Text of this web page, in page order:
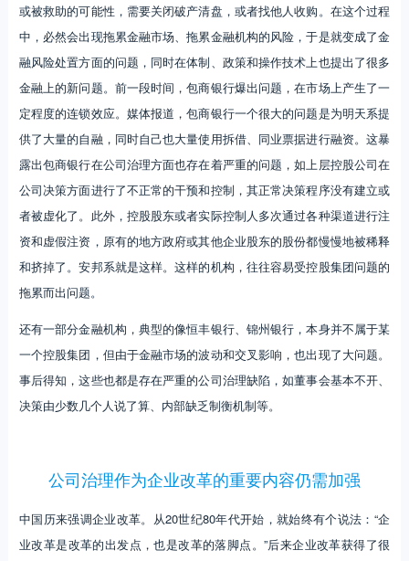
或被救助的可能性，需要关闭破产清盘，或者找他人收购。在这个过程
中，必然会出现拖累金融市场、拖累金融机构的风险，于是就变成了金
融风险处置方面的问题，同时在体制、政策和操作技术上也提出了很多
金融上的新问题。前一段时间，包商银行爆出问题，在市场上产生了一
定程度的连锁效应。媒体报道，包商银行一个很大的问题是为明天系提
供了大量的自融，同时自己也大量使用拆借、同业票据进行融资。这暴
露出包商银行在公司治理方面也存在着严重的问题，如上层控股公司在
公司决策方面进行了不正常的干预和控制，其正常决策程序没有建立或
者被虚化了。此外，控股股东或者实际控制人多次通过各种渠道进行注
资和虚假注资，原有的地方政府或其他企业股东的股份都慢慢地被稀释
和挤掉了。安邦系就是这样。这样的机构，往往容易受控股集团问题的
拖累而出问题。
还有一部分金融机构，典型的像恒丰银行、锦州银行，本身并不属于某
一个控股集团，但由于金融市场的波动和交叉影响，也出现了大问题。
事后得知，这些也都是存在严重的公司治理缺陷，如董事会基本不开、
决策由少数几个人说了算、内部缺乏制衡机制等。
公司治理作为企业改革的重要内容仍需加强
中国历来强调企业改革。从20世纪80年代开始，就始终有个说法：“企
业改革是改革的出发点，也是改革的落脚点。”后来企业改革获得了很